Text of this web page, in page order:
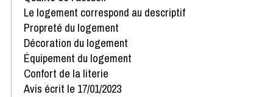
Le logement correspond au descriptif
Propreté du logement
Décoration du logement
Équipement du logement
Confort de la literie
Avis écrit le 17/01/2023